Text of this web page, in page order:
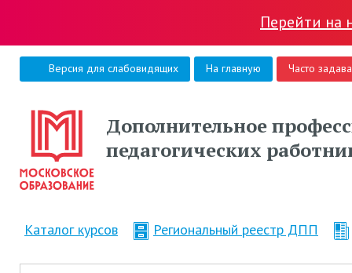
Перейти на
Версия для слабовидящих На главную Часто
Дополнительное
педагогических
Каталог курсов Региональный реестр ДПП